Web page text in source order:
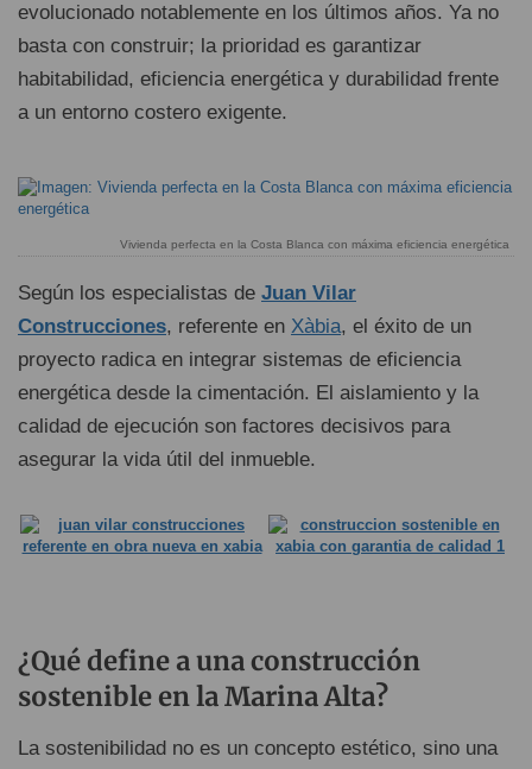
evolucionado notablemente en los últimos años. Ya no
basta con construir; la prioridad es garantizar
habitabilidad, eficiencia energética y durabilidad frente
a un entorno costero exigente.
Vivienda perfecta en la Costa Blanca con máxima eficiencia energética
Según los especialistas de Juan Vilar
Construcciones, referente en Xàbia, el éxito de un
proyecto radica en integrar sistemas de eficiencia
energética desde la cimentación. El aislamiento y la
calidad de ejecución son factores decisivos para
asegurar la vida útil del inmueble.
¿Qué define a una construcción
sostenible en la Marina Alta?
La sostenibilidad no es un concepto estético, sino una